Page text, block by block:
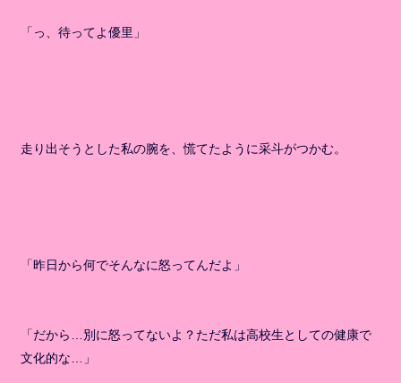
「っ、待ってよ優里」
走り出そうとした私の腕を、慌てたように采斗がつかむ。
「昨日から何でそんなに怒ってんだよ」
「だから…別に怒ってないよ？ただ私は高校生としての健康で
文化的な…」